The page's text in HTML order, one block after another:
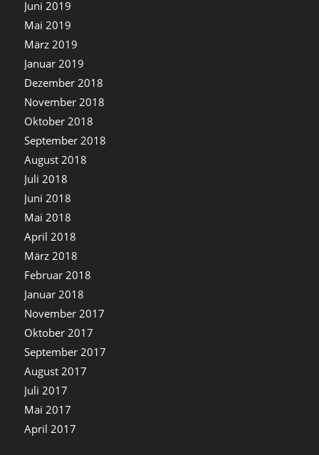
Juni 2019
Mai 2019
März 2019
Januar 2019
Dezember 2018
November 2018
Oktober 2018
September 2018
August 2018
Juli 2018
Juni 2018
Mai 2018
April 2018
März 2018
Februar 2018
Januar 2018
November 2017
Oktober 2017
September 2017
August 2017
Juli 2017
Mai 2017
April 2017